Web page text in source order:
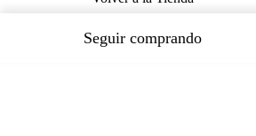
Seguir comprando